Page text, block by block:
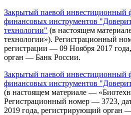
Закрытый паевой инвестиционный
финансовых инструментов
технологии" (в настоящем
технологии»). Регистрационный
регистрации — 09 Ноября 2017
орган — Банк России.
Закрытый паевой инвестиционный
финансовых инструментов
(в настоящем материале —
Регистрационный номер — 3723,
2019 года, регистрирующий орган